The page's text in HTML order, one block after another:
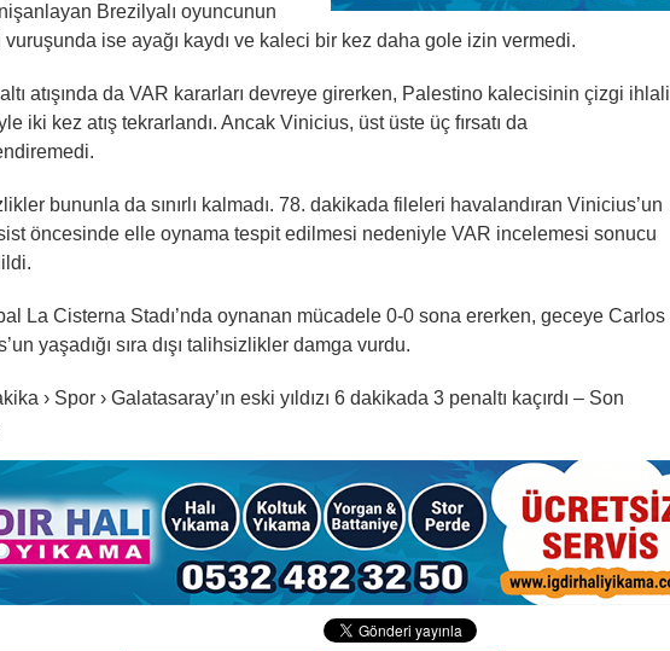
Brezilyalı oyuncunun
vuruşunda ise ayağı kaydı ve kaleci bir kez daha gole izin vermedi.
atışında da VAR kararları devreye girerken, Palestino kalecisinin çizgi ihlali
iki kez atış tekrarlandı. Ancak Vinicius, üst üste üç fırsatı da
bununla da sınırlı kalmadı. 78. dakikada fileleri havalandıran Vinicius’un
öncesinde elle oynama tespit edilmesi nedeniyle VAR incelemesi sonucu
La Cisterna Stadı’nda oynanan mücadele 0-0 sona ererken, geceye Carlos
yaşadığı sıra dışı talihsizlikler damga vurdu.
› Spor › Galatasaray’ın eski yıldızı 6 dakikada 3 penaltı kaçırdı – Son